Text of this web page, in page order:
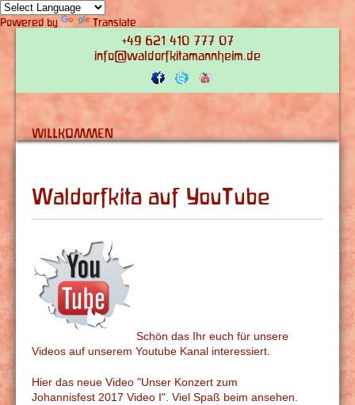
Powered by Translate
+49 621 410 777 07
info@waldorfkitamannheim.de
WILLKOMMEN
Waldorfkita auf YouTube
Schön das Ihr euch für unsere
Videos auf unserem Youtube Kanal interessiert.
Hier das neue Video "Unser Konzert zum
Johannisfest 2017 Video I". Viel Spaß beim ansehen.